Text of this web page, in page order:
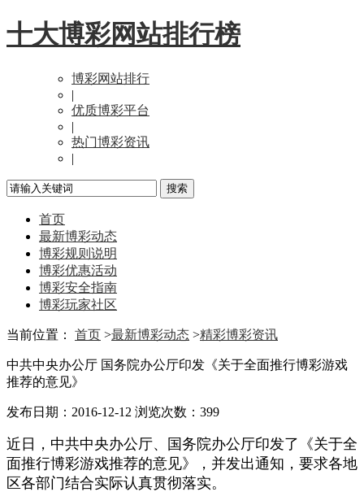
十大博彩网站排行榜
博彩网站排行
|
优质博彩平台
|
热门博彩资讯
|
首页
最新博彩动态
博彩规则说明
博彩优惠活动
博彩安全指南
博彩玩家社区
当前位置： 首页 >最新博彩动态 >精彩博彩资讯
中共中央办公厅 国务院办公厅印发《关于全面推行博彩游戏
推荐的意见》
发布日期：2016-12-12 浏览次数： 399
近日，中共中央办公厅、国务院办公厅印发了《关于全
面推行博彩游戏推荐的意见》，并发出通知，要求各地
区各部门结合实际认真贯彻落实。